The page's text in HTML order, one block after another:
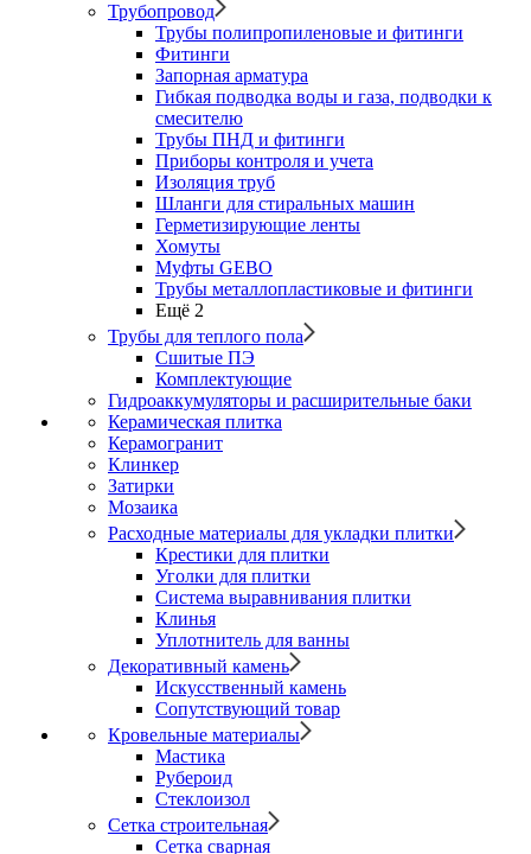
Трубопровод
Трубы полипропиленовые и фитинги
Фитинги
Запорная арматура
Гибкая подводка воды и газа, подводки к
смесителю
Трубы ПНД и фитинги
Приборы контроля и учета
Изоляция труб
Шланги для стиральных машин
Герметизирующие ленты
Хомуты
Муфты GEBO
Трубы металлопластиковые и фитинги
Ещё 2
Трубы для теплого пола
Сшитые ПЭ
Комплектующие
Гидроаккумуляторы и расширительные баки
Керамическая плитка
Керамогранит
Клинкер
Затирки
Мозаика
Расходные материалы для укладки плитки
Крестики для плитки
Уголки для плитки
Система выравнивания плитки
Клинья
Уплотнитель для ванны
Декоративный камень
Искусственный камень
Сопутствующий товар
Кровельные материалы
Мастика
Рубероид
Стеклоизол
Сетка строительная
Сетка сварная